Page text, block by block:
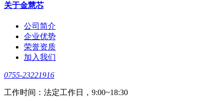
关于金慧芯
公司简介
企业优势
荣誉资质
加入我们
0755-23221916
工作时间：法定工作日，9:00~18:30